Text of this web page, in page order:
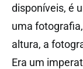
disponíveis, é
uma
altura, a
Era um